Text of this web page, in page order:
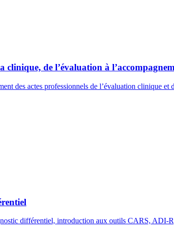
de l’évaluation à
des actes professionnels de l’évaluation clinique et
différentiel, introduction aux outils CARS, ADI-